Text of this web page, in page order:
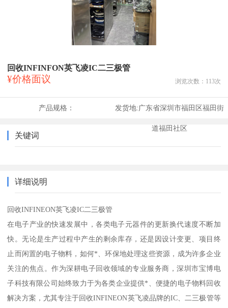
回收INFINFON英飞凌IC二三极管
¥价格面议 浏览次数： 113次
产品规格： 发货地:广东省深圳市福田区福田街
道福田社区
关键词
详细说明
回收INFINEON英飞凌IC二三极管
在电子产业的快速发展中，各类电子元器件的更新换代速度不断加
快。无论是生产过程中产生的剩余库存，还是因设计变更、项目终
止而闲置的电子物料，如何*、环保地处理这些资源，成为许多企业
关注的焦点。作为深耕电子回收领域的专业服务商，深圳市宝博电
子科技有限公司始终致力于为各类企业提供*、便捷的电子物料回收
解决方案，尤其专注于回收INFINEON英飞凌品牌的IC、二三极管等